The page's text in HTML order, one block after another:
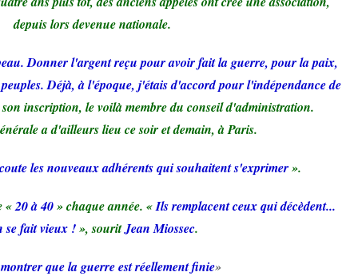
depuis lors devenue nationale.
Donner l'argent reçu pour avoir fait la guerre, pour la paix,
Déjà, à l'époque, j'étais d'accord pour l'indépendance de
inscription, le voilà membre du conseil d'administration.
a d'ailleurs lieu ce soir et demain, à Paris.
les nouveaux adhérents qui souhaitent s'exprimer».
«20 à 40» chaque année. «Ils remplacent ceux qui décèdent...
se fait vieux !», souritJean Miossec.
que la guerre est réellement finie»